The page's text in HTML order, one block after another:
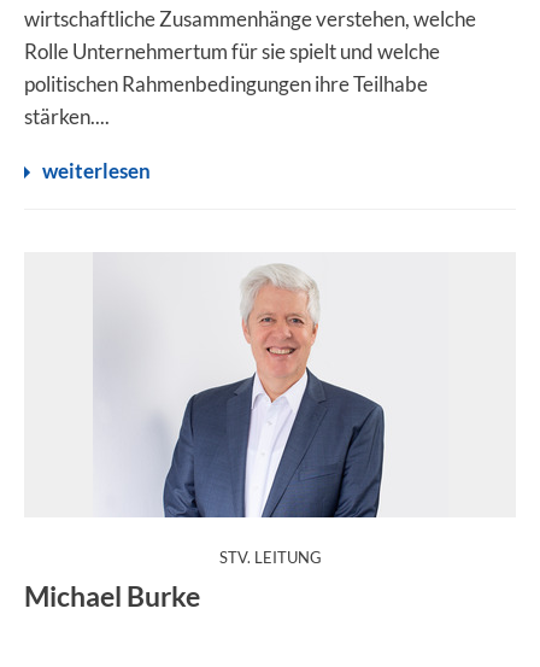
wirtschaftliche Zusammenhänge verstehen, welche
Rolle Unternehmertum für sie spielt und welche
politischen Rahmenbedingungen ihre Teilhabe
stärken....
weiterlesen
STV. LEITUNG:
Michael Burke